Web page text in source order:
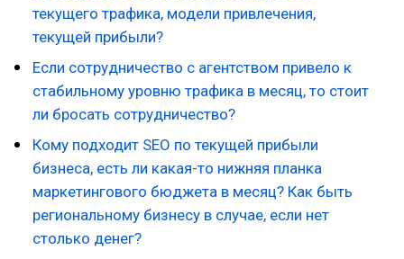
текущего трафика, модели привлечения,
текущей прибыли?
Если сотрудничество с агентством привело к
стабильному уровню трафика в месяц, то стоит
ли бросать сотрудничество?
Кому подходит SEO по текущей прибыли
бизнеса, есть ли какая-то нижняя планка
маркетингового бюджета в месяц? Как быть
региональному бизнесу в случае, если нет
столько денег?